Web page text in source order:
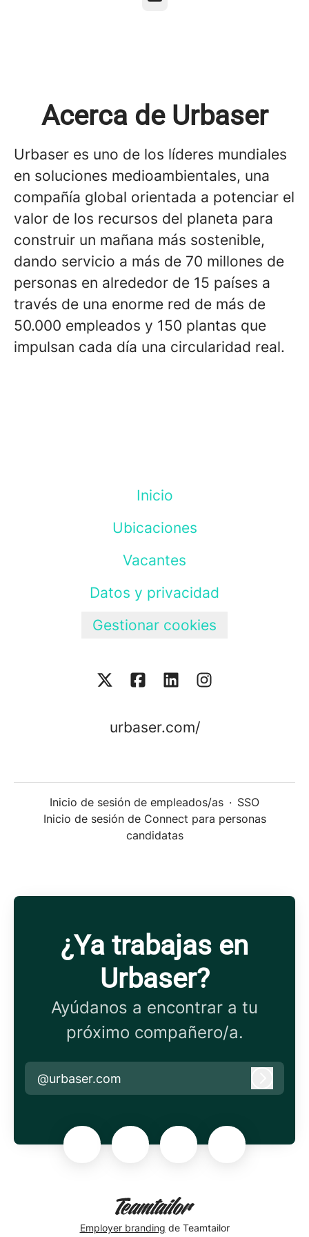
Acerca de Urbaser
Urbaser es uno de los líderes mundiales
en soluciones medioambientales, una
compañía global orientada a potenciar el
valor de los recursos del planeta para
construir un mañana más sostenible,
dando servicio a más de 70 millones de
personas en alrededor de 15 países a
través de una enorme red de más de
50.000 empleados y 150 plantas que
impulsan cada día una circularidad real.
Inicio
Ubicaciones
Vacantes
Datos y privacidad
Gestionar cookies
urbaser.com/
Inicio de sesión de empleados/as · SSO
Inicio de sesión de Connect para personas
candidatas
¿Ya trabajas en
Urbaser?
Ayúdanos a encontrar a tu
próximo compañero/a.
@urbaser.com
Employer branding de Teamtailor